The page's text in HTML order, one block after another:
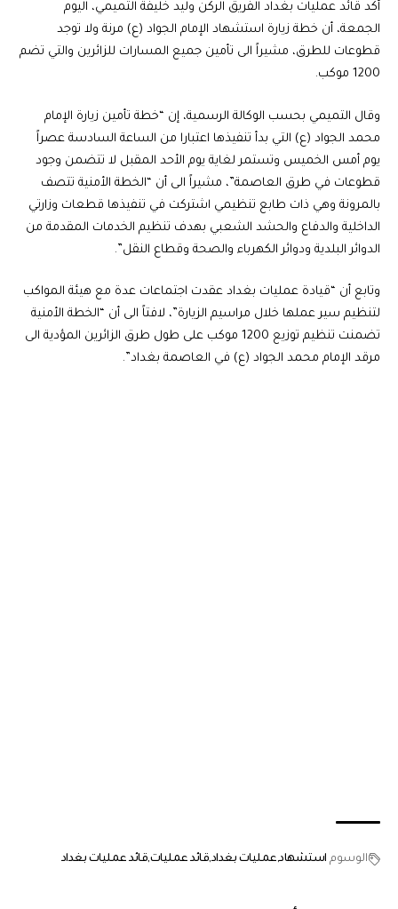
أكد قائد عمليات بغداد الفريق الركن وليد خليفة التميمي، اليوم
الجمعة، أن خطة زيارة استشهاد الإمام الجواد (ع) مرنة ولا توجد
قطوعات للطرق، مشيراً الى تأمين جميع المسارات للزائرين والتي تضم
1200 موكب.
وقال التميمي بحسب الوكالة الرسمية، إن “خطة تأمين زيارة الإمام
محمد الجواد (ع) التي بدأ تنفيذها اعتبارا من الساعة السادسة عصراً
يوم أمس الخميس وتستمر لغاية يوم الأحد المقبل لا تتضمن وجود
قطوعات في طرق العاصمة”، مشيراً الى أن “الخطة الأمنية تتصف
بالمرونة وهي ذات طابع تنظيمي اشتركت في تنفيذها قطعات وزارتي
الداخلية والدفاع والحشد الشعبي بهدف تنظيم الخدمات المقدمة من
الدوائر البلدية ودوائر الكهرباء والصحة وقطاع النقل”.
وتابع أن “قيادة عمليات بغداد عقدت اجتماعات عدة مع هيئة المواكب
لتنظيم سير عملها خلال مراسيم الزيارة”، لافتاً الى أن “الخطة الأمنية
تضمنت تنظيم توزيع 1200 موكب على طول طرق الزائرين المؤدية الى
مرقد الإمام محمد الجواد (ع) في العاصمة بغداد”.
الوسوم استشهاد عمليات بغدادقائد عملياتقائد عمليات بغداد